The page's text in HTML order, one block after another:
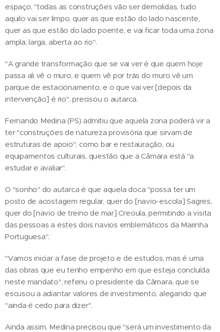
espaço, "todas as construções vão ser demolidas, tudo
aquilo vai ser limpo, quer as que estão do lado nascente,
quer as que estão do lado poente, e vai ficar toda uma zona
ampla, larga, aberta ao rio".
"A grande transformação que se vai ver é que quem hoje
passa ali vê o muro, e quem vê por trás do muro vê um
parque de estacionamento, e o que vai ver [depois da
intervenção] é rio", precisou o autarca.
Fernando Medina (PS) admitiu que aquela zona poderá vir a
ter "construções de natureza provisória que sirvam de
estruturas de apoio", como bar e restauração, ou
equipamentos culturais, questão que a Câmara está "a
estudar e avaliar".
O "sonho" do autarca é que aquela doca "possa ter um
posto de acostagem regular, quer do [navio-escola] Sagres,
quer do [navio de treino de mar] Creoula, permitindo a visita
das pessoas a estes dois navios emblemáticos da Marinha
Portuguesa".
"Vamos iniciar a fase de projeto e de estudos, mas é uma
das obras que eu tenho empenho em que esteja concluída
neste mandato", referiu o presidente da Câmara, que se
escusou a adiantar valores de investimento, alegando que
"ainda é cedo para dizer".
Ainda assim, Medina precisou que "será um investimento da